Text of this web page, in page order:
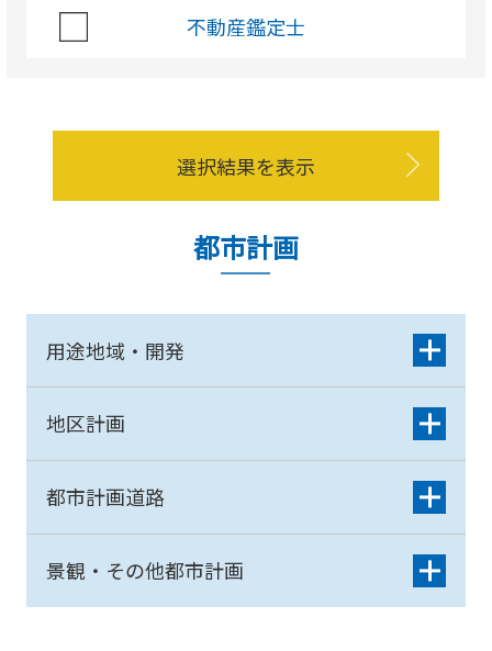
不動産鑑定士
選択結果を表示
都市計画
用途地域・開発
地区計画
都市計画道路
景観・その他都市計画